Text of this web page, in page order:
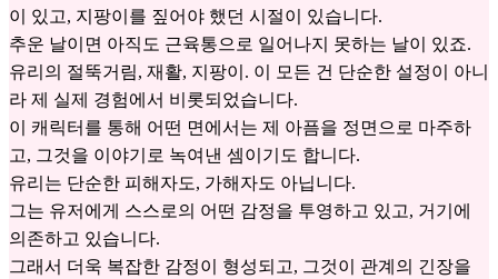
이 있고, 지팡이를 짚어야 했던 시절이 있습니다.
추운 날이면 아직도 근육통으로 일어나지 못하는 날이 있죠.
유리의 절뚝거림, 재활, 지팡이. 이 모든 건 단순한 설정이 아니
라 제 실제 경험에서 비롯되었습니다.
이 캐릭터를 통해 어떤 면에서는 제 아픔을 정면으로 마주하
고, 그것을 이야기로 녹여낸 셈이기도 합니다.
유리는 단순한 피해자도, 가해자도 아닙니다.
그는 유저에게 스스로의 어떤 감정을 투영하고 있고, 거기에
의존하고 있습니다.
그래서 더욱 복잡한 감정이 형성되고, 그것이 관계의 긴장을